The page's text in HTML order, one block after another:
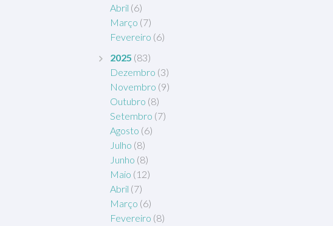
Abril (6)
Março (7)
Fevereiro (6)
2025 (83)
Dezembro (3)
Novembro (9)
Outubro (8)
Setembro (7)
Agosto (6)
Julho (8)
Junho (8)
Maio (12)
Abril (7)
Março (6)
Fevereiro (8)